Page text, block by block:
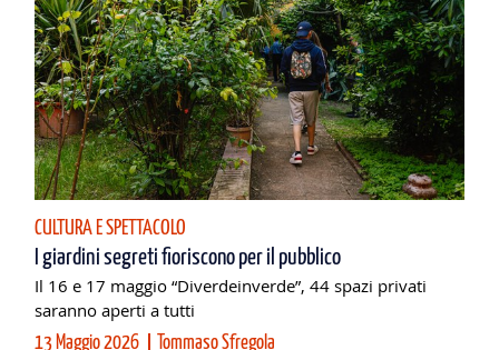
CULTURA E SPETTACOLO
I giardini segreti fioriscono per il pubblico
Il 16 e 17 maggio “Diverdeinverde”, 44 spazi privati
saranno aperti a tutti
13 Maggio 2026 Tommaso Sfregola